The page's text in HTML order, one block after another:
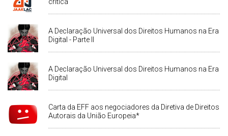
A Declaração Universal dos Direitos Humanos na Era
Digital - Parte II
A Declaração Universal dos Direitos Humanos na Era
Digital
Carta da EFF aos negociadores da Diretiva de Direitos
Autorais da União Europeia*